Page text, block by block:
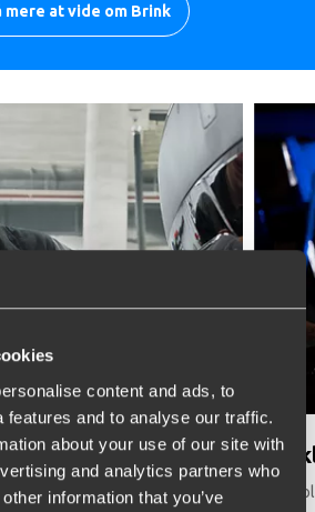
content and ads, to
features and to analyse our traffic.
about your use of our site with
and analytics partners who
information that you’ve
mere at vide om Brink
valg
og køretøjsspecifikke
Vi er